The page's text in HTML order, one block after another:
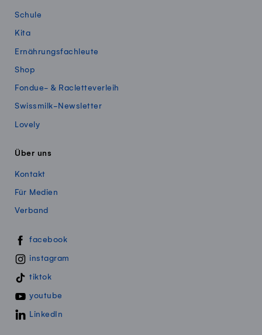
Schule
Kita
Ernährungsfachleute
Shop
Fondue- & Racletteverleih
Swissmilk-Newsletter
Lovely
Über uns
Kontakt
Für Medien
Verband
Swissmillk auf Social Media
facebook
instagram
tiktok
youtube
LinkedIn